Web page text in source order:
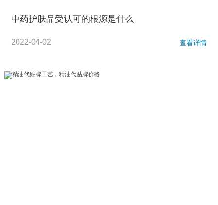
中药护肤品受认可的根源是什么
2022-04-02 查看详情